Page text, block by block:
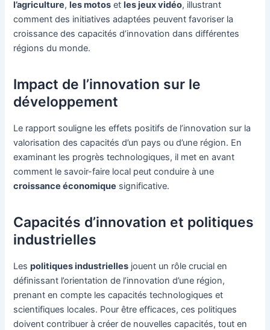
l’agriculture,les motos etles jeux vidéo, illustrant
comment des initiatives adaptées peuvent favoriser la
croissance des capacités d’innovation dans différentes
régions du monde.
Impact de l’innovation sur le
développement
Le rapport souligne les effets positifs de l’innovation sur la
valorisation des capacités d’un pays ou d’une région. En
examinant les progrès technologiques, il met en avant
comment le savoir-faire local peut conduire à une
croissance économique significative.
Capacités d’innovation et politiques
industrielles
Lespolitiques industrielles jouent un rôle crucial en
définissant l’orientation de l’innovation d’une région,
prenant en compte les capacités technologiques et
scientifiques locales. Pour être efficaces, ces politiques
doivent contribuer à créer de nouvelles capacités, tout en